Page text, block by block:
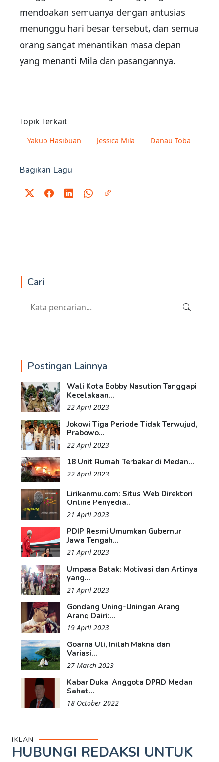
mendoakan semuanya dengan antusias
menunggu hari besar tersebut, dan semua
orang sangat menantikan masa depan
yang menanti Mila dan pasangannya.
Topik Terkait
Yakup Hasibuan Jessica Mila Danau Toba
Bagikan Lagu
Cari
Postingan Lainnya
Wali Kota Bobby Nasution Tanggapi
Kecelakaan...
22 April 2023
Jokowi Tiga Periode Tidak Terwujud,
Prabowo...
22 April 2023
18 Unit Rumah Terbakar di Medan...
22 April 2023
Lirikanmu.com: Situs Web Direktori
Online Penyedia...
21 April 2023
PDIP Resmi Umumkan Gubernur
Jawa Tengah...
21 April 2023
Umpasa Batak: Motivasi dan Artinya
yang...
21 April 2023
Gondang Uning-Uningan Arang
Arang Dairi:...
19 April 2023
Goarna Uli, Inilah Makna dan
Variasi...
27 March 2023
Kabar Duka, Anggota DPRD Medan
Sahat...
18 October 2022
IKLAN
HUBUNGI REDAKSI UNTUK